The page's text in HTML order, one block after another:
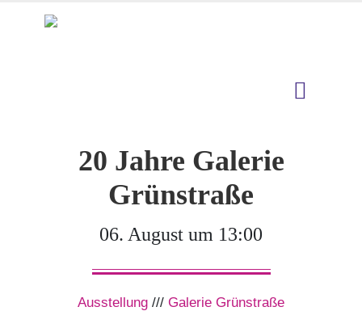
20 Jahre Galerie
Grünstraße
06. August um 13:00
Ausstellung /// Galerie Grünstraße